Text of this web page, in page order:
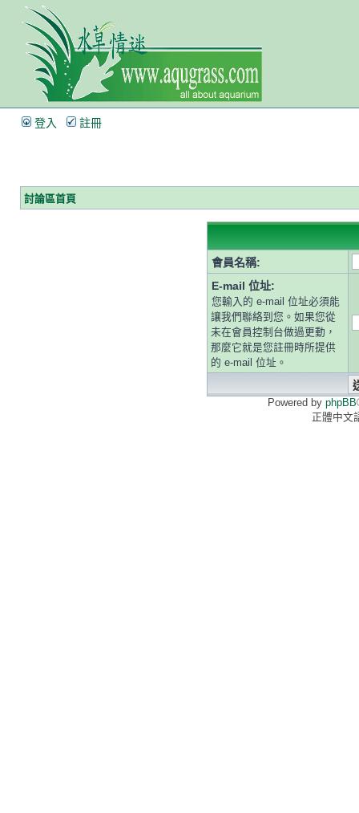
登入 註冊
討論區首頁
會員名稱:
E-mail 位址:
您輸入的 e-mail 位址必須能
讓我們聯絡到您。如果您從
未在會員控制台做過更動，
那麼它就是您註冊時所提供
的 e-mail 位址。
Powered by phpBB
正體中文